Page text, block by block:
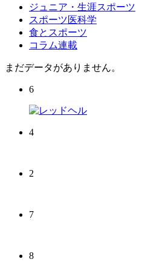
ジュニア・生涯スポーツ
スポーツ医科学
食とスポーツ
コラム連載
まだデータがありません。
6
4
2
7
8